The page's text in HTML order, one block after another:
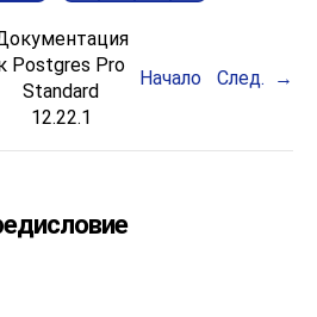
Postgres Pro
Standard
12.22.1
Начало След.